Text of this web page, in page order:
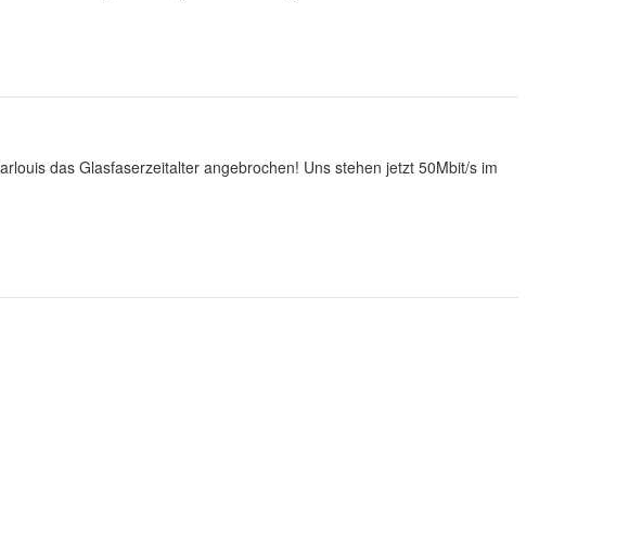
das Glasfaserzeitalter angebrochen! Uns stehen jetzt 50Mbit/s im